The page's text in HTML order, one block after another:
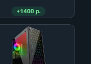
+1400 р.